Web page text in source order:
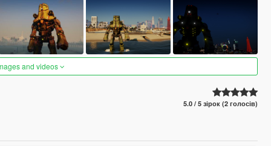
and videos
5.0 / 5 зірок (2 голосів)